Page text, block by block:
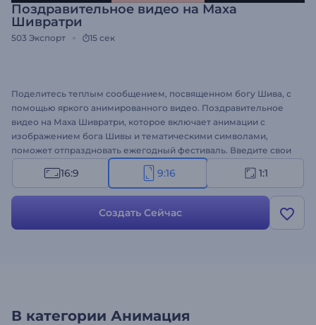
Поздравительное видео на Маха
Шивратри
503 Экспорт 15 сек
Поделитесь теплым сообщением, посвященном богу Шива, с
помощью яркого анимированного видео. Поздравительное
видео на Маха Шивратри, которое включает анимации с
изображением бога Шивы и тематическими символами,
поможет отпраздновать ежегодный фестиваль. Введите свои
текст молитв и пожеланий в анимированные сцены шаблона,
загрузите свой логотип и получите профессиональное
кликов. Шаблон идеально подходит для оформления
поздравлений, фестивальных торжеств, заставки к
16:9 9:16 1:1
Создать Сейчас
В категории Анимация